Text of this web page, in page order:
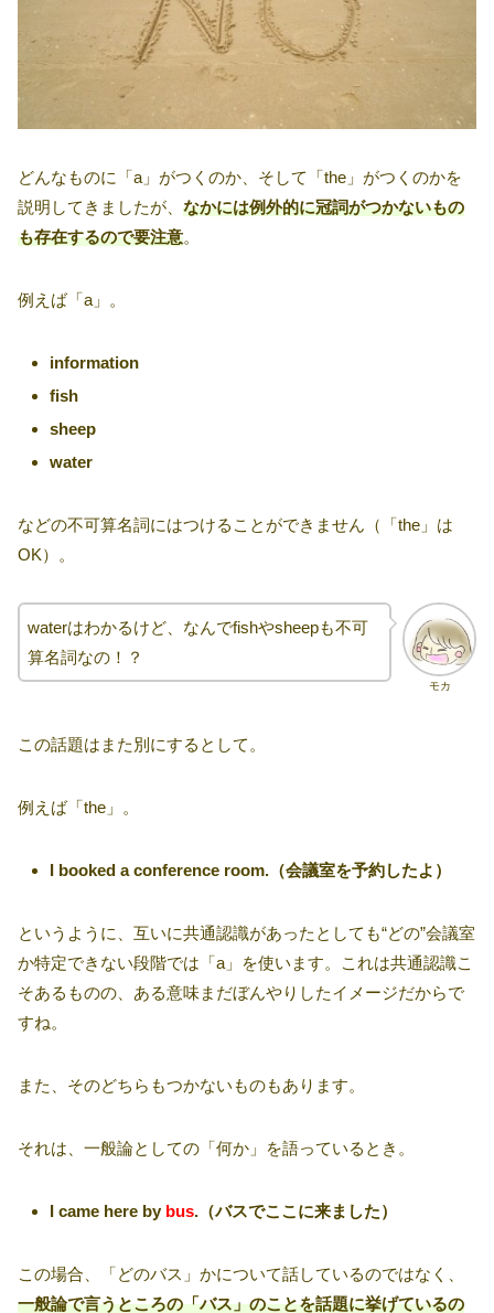
どんなものに「a」がつくのか、そして「the」がつくのかを
説明してきましたが、 なかには例外的に冠詞がつかないもの
も存在するので要注意。
例えば「a」。
information
fish
sheep
water
などの不可算名詞にはつけることができません（「the」は
OK）。
モカ
waterはわかるけど、なんでfishやsheepも不可
算名詞なの！？
この話題はまた別にするとして。
例えば「the」。
I booked a conference room.（会議室を予約したよ）
というように、互いに共通認識があったとしても“どの”会議室
か特定できない段階では「a」を使います。これは共通認識こ
そあるものの、ある意味まだぼんやりしたイメージだからで
すね。
また、そのどちらもつかないものもあります。
それは、一般論としての「何か」を語っているとき。
I came here by bus.（バスでここに来ました）
この場合、「どのバス」かについて話しているのではなく、
一般論で言うところの「バス」のことを話題に挙げているの